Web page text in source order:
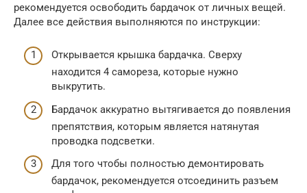
рекомендуется освободить бардачок от личных вещей.
Далее все действия выполняются по инструкции:
Открывается крышка бардачка. Сверху
находится 4 самореза, которые нужно
выкрутить.
Бардачок аккуратно вытягивается до появления
препятствия, которым является натянутая
проводка подсветки.
Для того чтобы полностью демонтировать
бардачок, рекомендуется отсоединить разъем